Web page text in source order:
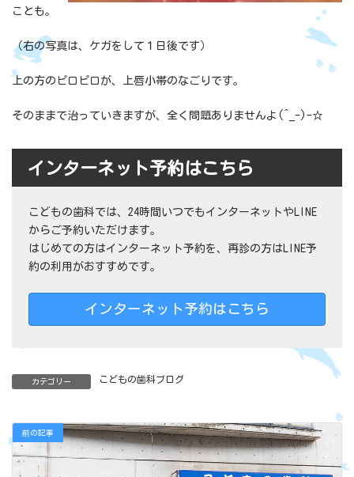
ことも。
（右の写真は、ケガをして１日後です）
上の方のピロピロが、上唇小帯のなごりです。
そのままで治っていきますが、全く問題ありませんよ(^_-)-☆
インターネット予約はこちら
こどもの歯科では、24時間いつでもインターネットやLINE
からご予約いただけます。
はじめての方はインターネット予約を、再診の方はLINE予
約の利用がおすすめです。
インターネット予約はこちら
カテゴリー こどもの歯科ブログ
前の記事